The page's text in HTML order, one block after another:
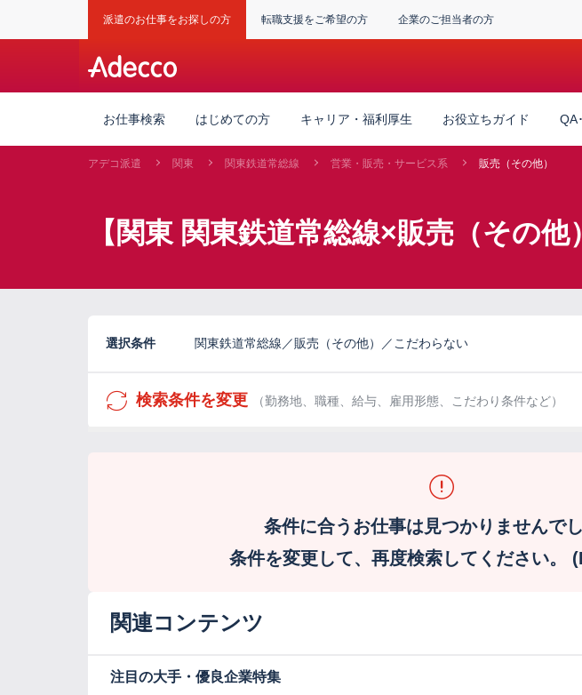
派遣のお仕事をお探しの方 転職支援をご希望の方 企業のご担当者の方
お仕事検索 はじめての方 キャリア・福利厚生 お役立ちガイド QA
アデコ派遣 関東 関東鉄道常総線 営業・販売・サービス系 販売（その他）
【関東 関東鉄道常総線×販売（その他
選択条件 関東鉄道常総線／販売（その他）／こだわらない
検索条件を変更 （勤務地、職種、給与、雇用形態、こだわり条件など）
条件に合うお仕事は見つかりませんでし
条件を変更して、再度検索してください。
関連コンテンツ
注目の大手・優良企業特集